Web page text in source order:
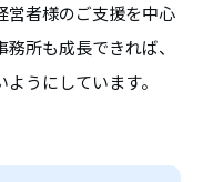
営者様のご支援を中心
所も成長できれば、
うにしています。